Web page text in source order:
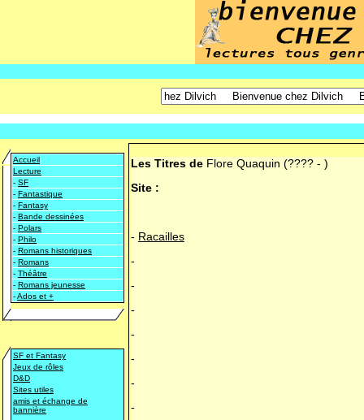
Accueil
Lecture
- SF
- Fantastique
- Fantasy
- Bande dessinées
- Polars
- Philo
- Romans historiques
- Romans
- Théâtre
- Romans jeunesse
-Ados et +
SF et Fantasy
Jeux de rôles
D&D
Sites utiles
amis et échange de
bannière
Les Titres de Flore Quaquin (???? - )
Site :
- Racailles
-
-
-
-
-
-
-